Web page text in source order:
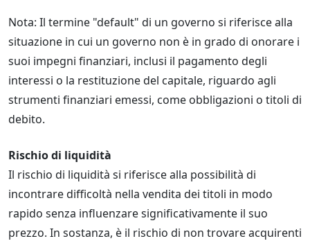
Nota: Il termine "default" di un governo si riferisce alla
situazione in cui un governo non è in grado di onorare i
suoi impegni finanziari, inclusi il pagamento degli
interessi o la restituzione del capitale, riguardo agli
strumenti finanziari emessi, come obbligazioni o titoli di
debito.
Rischio di liquidità
Il rischio di liquidità si riferisce alla possibilità di
incontrare difficoltà nella vendita dei titoli in modo
rapido senza influenzare significativamente il suo
prezzo. In sostanza, è il rischio di non trovare acquirenti